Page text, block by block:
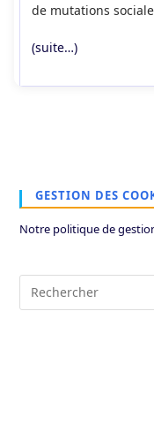
de mutations
(suite…)
GESTION DES
Notre politique de